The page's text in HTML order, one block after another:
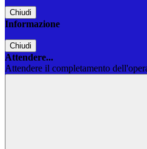
Chiudi
Informazione
Chiudi
Attendere...
Attendere il completamento